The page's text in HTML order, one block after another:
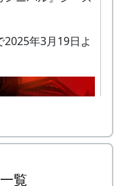
出場を果たして
員の方が見守る
ました。
るさと加美の里
ることができま
年3月19日よ
覧